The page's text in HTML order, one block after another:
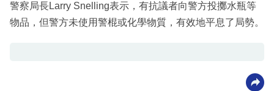
警察局長Larry Snelling表示，有抗議者向警方投擲水瓶等
物品，但警方未使用警棍或化學物質，有效地平息了局勢。